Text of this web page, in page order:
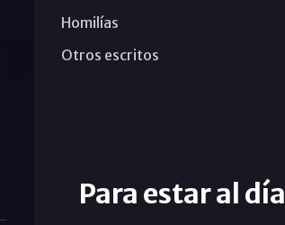
Homilías
Otros escritos
Para estar al día